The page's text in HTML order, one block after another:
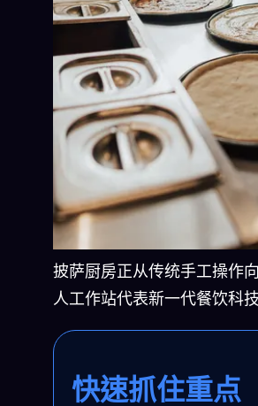
披萨厨房正从传统手工操作
人工作站代表新一代餐饮科技
快速抓住重点